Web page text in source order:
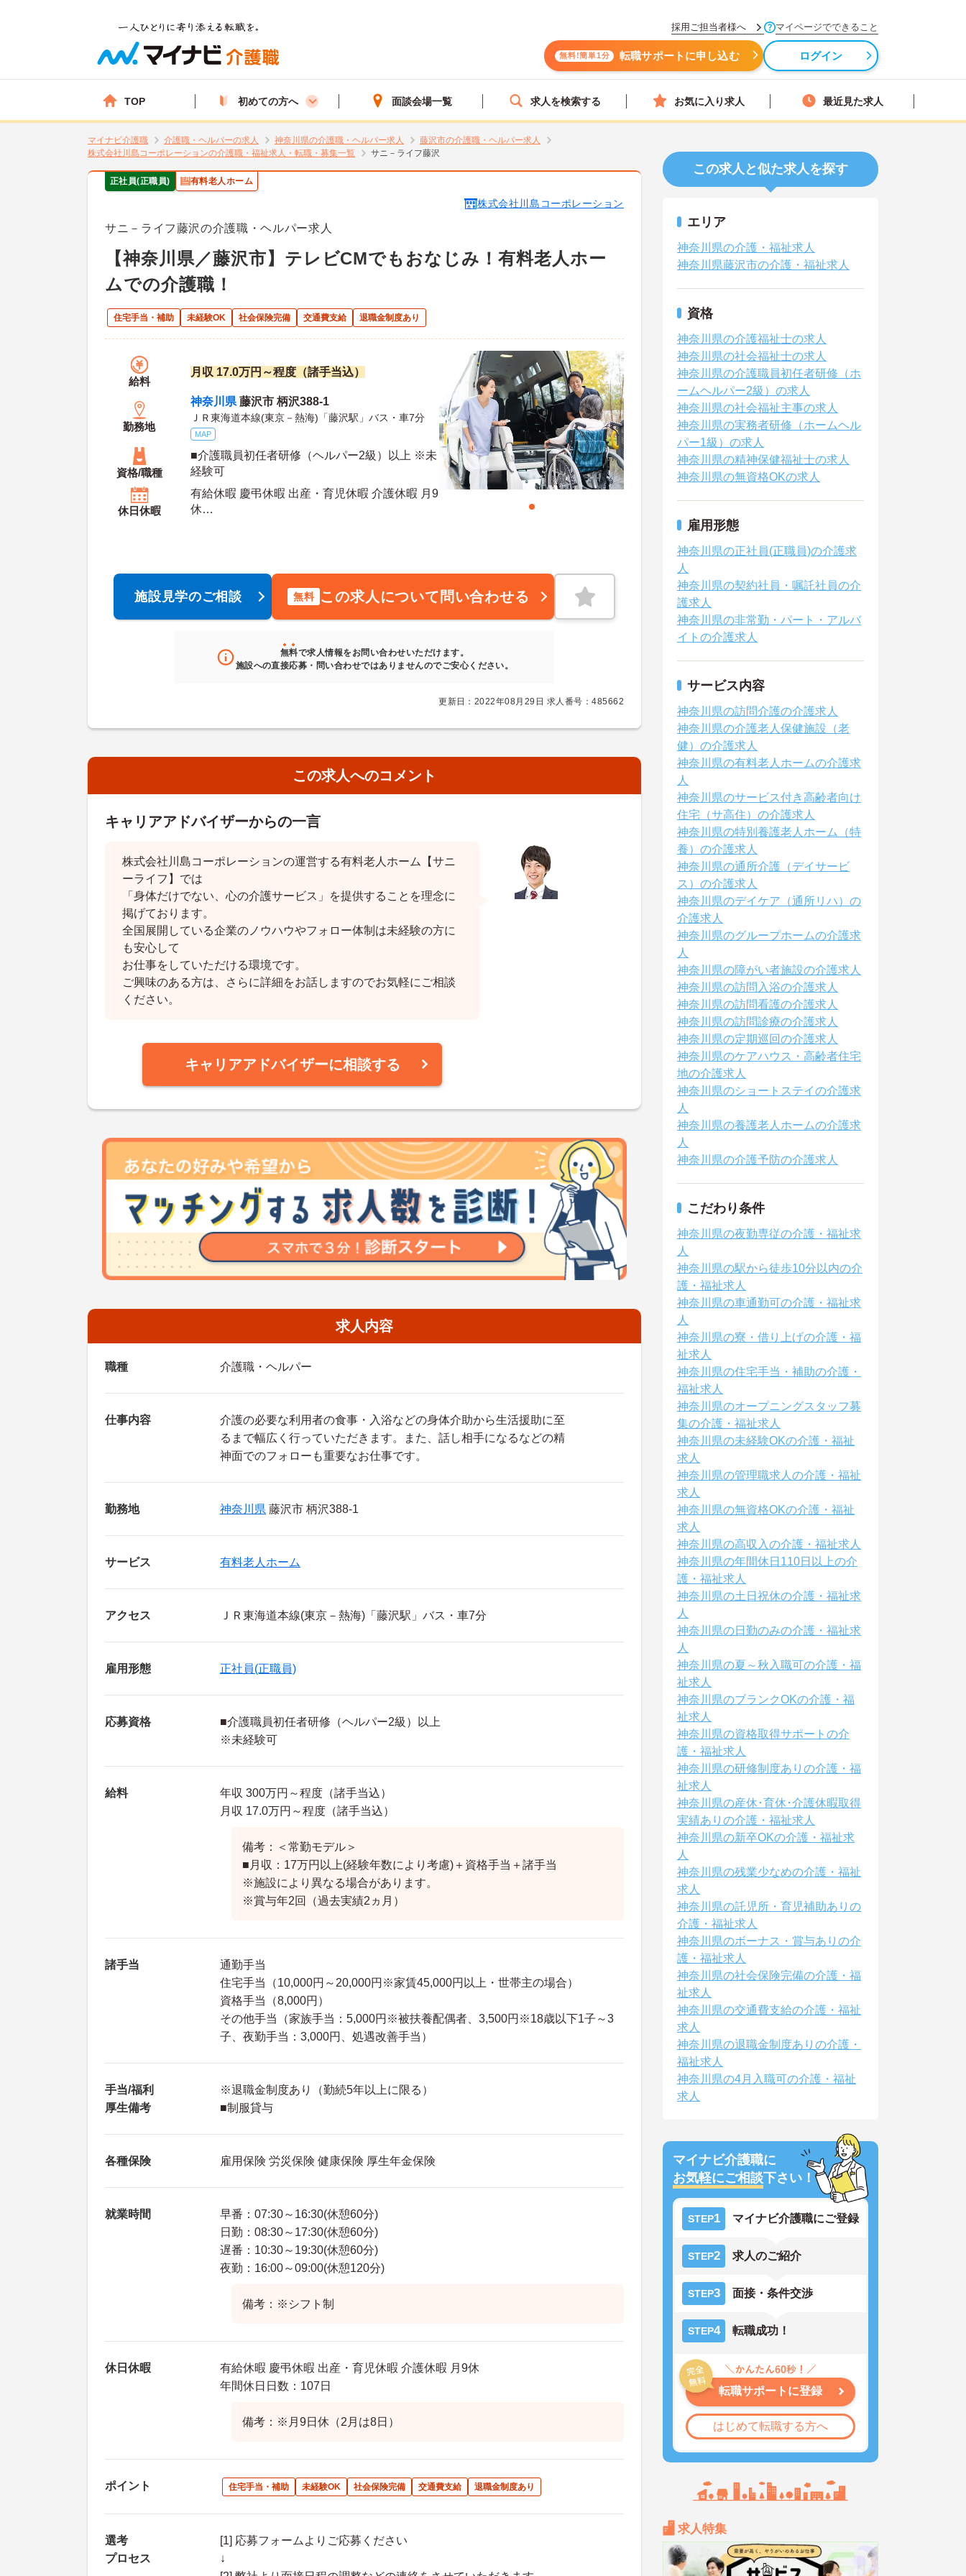
採用ご担当者様へ マイページでできること
無料!簡単1分 転職サポートに申し込む ログイン
TOP 初めての方へ 面談会場一覧 求人を検索する お気に入り求人 最近見た求人
マイナビ介護職 介護職・ヘルパーの求人 神奈川県の介護職・ヘルパー求人
藤沢市の介護職・ヘルパー求人
株式会社川島コーポレーションの介護職・福祉求人・転職・募集一覧
サニ－ライフ藤沢
正社員(正職員) 有料老人ホーム
株式会社川島コーポレーション
サニ－ライフ藤沢の介護職・ヘルパー求人
【神奈川県／藤沢市】テレビCMでもおなじみ！有料老人ホー
ムでの介護職！
住宅手当・補助 未経験OK 社会保険完備 交通費支給 退職金制度あり
給料
月収 17.0万円～程度（諸手当込）
勤務地
神奈川県 藤沢市 柄沢388-1
ＪＲ東海道本線(東京－熱海)「藤沢駅」バス・車7分
MAP
資格/職種
■介護職員初任者研修（ヘルパー2級）以上 ※未
経験可
休日休暇
有給休暇 慶弔休暇 出産・育児休暇 介護休暇 月9
休
施設見学のご相談 無料 この求人について問い合わせる
無料で求人情報をお問い合わせいただけます。
施設への直接応募・問い合わせではありませんのでご安心ください。
更新日：2022年08月29日 求人番号：485662
この求人へのコメント
キャリアアドバイザーからの一言
株式会社川島コーポレーションの運営する有料老人ホーム【サニ
ーライフ】では
「身体だけでない、心の介護サービス」を提供することを理念に
掲げております。
全国展開している企業のノウハウやフォロー体制は未経験の方に
も安心して
お仕事をしていただける環境です。
ご興味のある方は、さらに詳細をお話しますのでお気軽にご相談
ください。
キャリアアドバイザーに相談する
求人内容
職種 介護職・ヘルパー
仕事内容
介護の必要な利用者の食事・入浴などの身体介助から生活援助に至
るまで幅広く行っていただきます。また、話し相手になるなどの精
神面でのフォローも重要なお仕事です。
勤務地 神奈川県 藤沢市 柄沢388-1
サービス 有料老人ホーム
アクセス ＪＲ東海道本線(東京－熱海)「藤沢駅」バス・車7分
雇用形態 正社員(正職員)
応募資格
■介護職員初任者研修（ヘルパー2級）以上
※未経験可
給料
年収 300万円～程度（諸手当込）
月収 17.0万円～程度（諸手当込）
備考：＜常勤モデル＞
■月収：17万円以上(経験年数により考慮)＋資格手当＋諸手当
※施設により異なる場合があります。
※賞与年2回（過去実績2ヵ月）
諸手当
通勤手当
住宅手当（10,000円～20,000円※家賃45,000円以上・世帯主の場合）
資格手当（8,000円）
その他手当（家族手当：5,000円※被扶養配偶者、3,500円※18歳以下1子～3
子、夜勤手当：3,000円、処遇改善手当）
手当/福利
厚生備考
※退職金制度あり（勤続5年以上に限る）
■制服貸与
各種保険 雇用保険 労災保険 健康保険 厚生年金保険
就業時間
早番：07:30～16:30(休憩60分)
日勤：08:30～17:30(休憩60分)
遅番：10:30～19:30(休憩60分)
夜勤：16:00～09:00(休憩120分)
備考：※シフト制
休日休暇
有給休暇 慶弔休暇 出産・育児休暇 介護休暇 月9休
年間休日日数：107日
備考：※月9日休（2月は8日）
ポイント 住宅手当・補助 未経験OK 社会保険完備 交通費支給 退職金制度あり
選考
プロセス
[1] 応募フォームよりご応募ください
↓
この求人と似た求人を探す
エリア
神奈川県の介護・福祉求人
神奈川県藤沢市の介護・福祉求人
資格
神奈川県の介護福祉士の求人
神奈川県の社会福祉士の求人
神奈川県の介護職員初任者研修（ホ
ームヘルパー2級）の求人
神奈川県の社会福祉主事の求人
神奈川県の実務者研修（ホームヘル
パー1級）の求人
神奈川県の精神保健福祉士の求人
神奈川県の無資格OKの求人
雇用形態
神奈川県の正社員(正職員)の介護求
人
神奈川県の契約社員・嘱託社員の介
護求人
神奈川県の非常勤・パート・アルバ
イトの介護求人
サービス内容
神奈川県の訪問介護の介護求人
神奈川県の介護老人保健施設（老
健）の介護求人
神奈川県の有料老人ホームの介護求
人
神奈川県のサービス付き高齢者向け
住宅（サ高住）の介護求人
神奈川県の特別養護老人ホーム（特
養）の介護求人
神奈川県の通所介護（デイサービ
ス）の介護求人
神奈川県のデイケア（通所リハ）の
介護求人
神奈川県のグループホームの介護求
人
神奈川県の障がい者施設の介護求人
神奈川県の訪問入浴の介護求人
神奈川県の訪問看護の介護求人
神奈川県の訪問診療の介護求人
神奈川県の定期巡回の介護求人
神奈川県のケアハウス・高齢者住宅
地の介護求人
神奈川県のショートステイの介護求
人
神奈川県の養護老人ホームの介護求
人
神奈川県の介護予防の介護求人
こだわり条件
神奈川県の夜勤専従の介護・福祉求
人
神奈川県の駅から徒歩10分以内の介
護・福祉求人
神奈川県の車通勤可の介護・福祉求
人
神奈川県の寮・借り上げの介護・福
祉求人
神奈川県の住宅手当・補助の介護・
福祉求人
神奈川県のオープニングスタッフ募
集の介護・福祉求人
神奈川県の未経験OKの介護・福祉
求人
神奈川県の管理職求人の介護・福祉
求人
神奈川県の無資格OKの介護・福祉
求人
神奈川県の高収入の介護・福祉求人
神奈川県の年間休日110日以上の介
護・福祉求人
神奈川県の土日祝休の介護・福祉求
人
神奈川県の日勤のみの介護・福祉求
人
神奈川県の夏～秋入職可の介護・福
祉求人
神奈川県のブランクOKの介護・福
祉求人
神奈川県の資格取得サポートの介
護・福祉求人
神奈川県の研修制度ありの介護・福
祉求人
神奈川県の産休･育休･介護休暇取得
実績ありの介護・福祉求人
神奈川県の新卒OKの介護・福祉求
人
神奈川県の残業少なめの介護・福祉
求人
神奈川県の託児所・育児補助ありの
介護・福祉求人
神奈川県のボーナス・賞与ありの介
護・福祉求人
神奈川県の社会保険完備の介護・福
祉求人
神奈川県の交通費支給の介護・福祉
求人
神奈川県の退職金制度ありの介護・
福祉求人
神奈川県の4月入職可の介護・福祉
求人
マイナビ介護職に
お気軽にご相談下さい！
STEP1 マイナビ介護職にご登録
STEP2 求人のご紹介
STEP3 面接・条件交渉
STEP4 転職成功！
転職サポートに登録
はじめて転職する方へ
求人特集